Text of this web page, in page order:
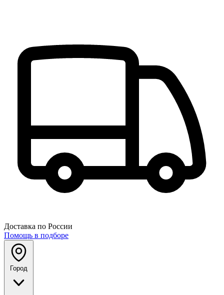
Доставка по России
Помощь в подборе
Город